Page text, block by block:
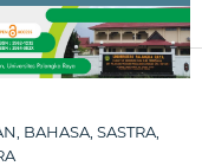
BAHASA, SASTRA,